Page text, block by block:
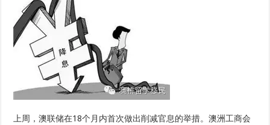
上周，澳联储在18个月内首次做出削减官息的举措。澳洲工商会